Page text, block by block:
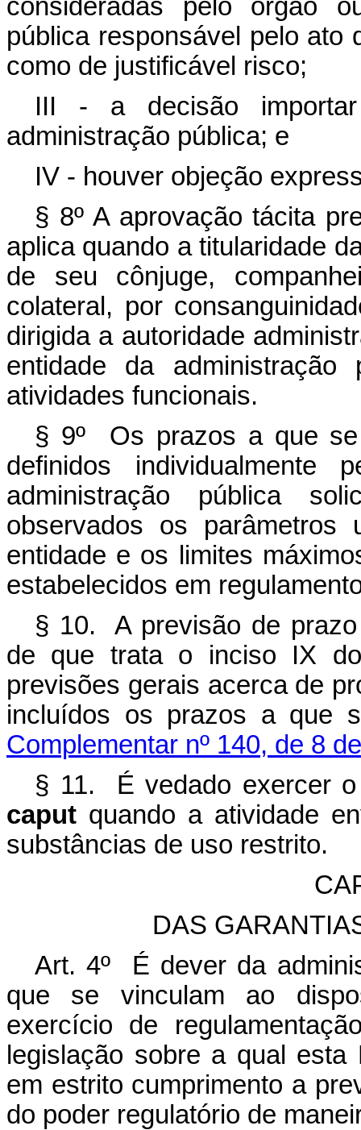
consideradas pelo órgão
pública responsável pelo ato
como de justificável risco;
III - a decisão
administração pública; e
IV - houver objeção
§ 8º A aprovação tácita
aplica quando a titularidade
de seu cônjuge,
colateral, por
dirigida a autoridade
entidade da
atividades funcionais.
§ 9º Os prazos a que
definidos
administração pública
observados os
entidade e os limites
estabelecidos em
§ 10. A previsão de
de que trata o inciso IX
previsões gerais acerca de
incluídos os prazos a que
Complementar nº 140, de 8
§ 11. É vedado exercer
caput quando a atividade
substâncias de uso restrito.
DAS
Art. 4º É dever da
que se vinculam ao
exercício de
legislação sobre a qual
em estrito cumprimento a
do poder regulatório de